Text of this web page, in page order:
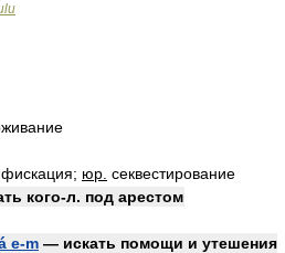
юр. секвестирование
кого-л. под арестом
e-m — искать помощи и утешения